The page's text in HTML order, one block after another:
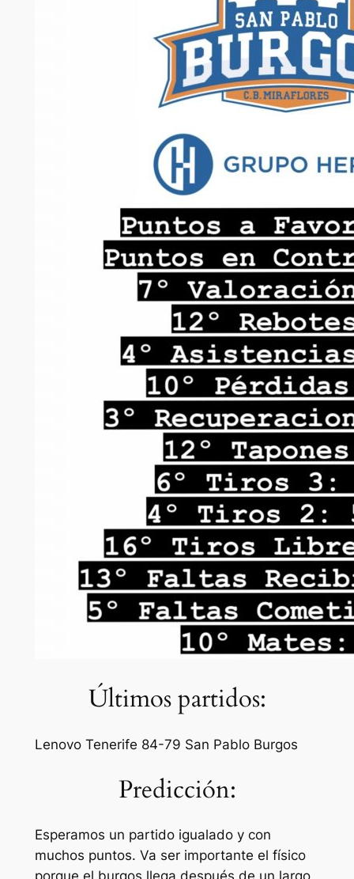
Últimos partidos:
Lenovo Tenerife 84-79 San Pablo Burgos
Predicción:
Esperamos un partido igualado y con
muchos puntos. Va ser importante el físico